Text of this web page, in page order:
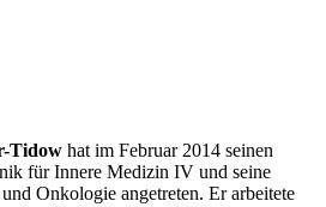
Tidow hat im Februar 2014 seinen
für Innere Medizin IV und seine
Onkologie angetreten. Er arbeitete